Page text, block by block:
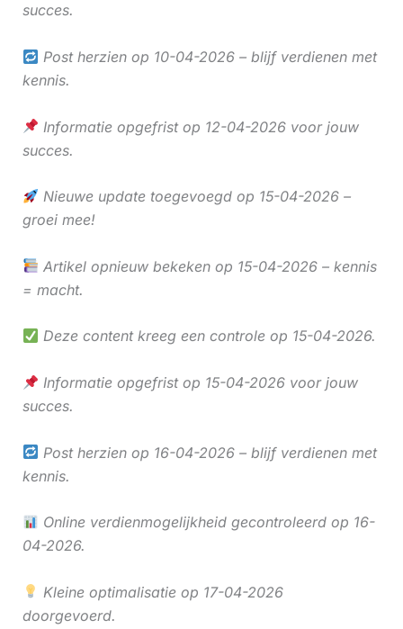
succes.
Post herzien op 10-04-2026 – blijf verdienen met
kennis.
Informatie opgefrist op 12-04-2026 voor jouw
succes.
Nieuwe update toegevoegd op 15-04-2026 –
groei mee!
Artikel opnieuw bekeken op 15-04-2026 – kennis
= macht.
Deze content kreeg een controle op 15-04-2026.
Informatie opgefrist op 15-04-2026 voor jouw
succes.
Post herzien op 16-04-2026 – blijf verdienen met
kennis.
Online verdienmogelijkheid gecontroleerd op 16-
04-2026.
Kleine optimalisatie op 17-04-2026
doorgevoerd.